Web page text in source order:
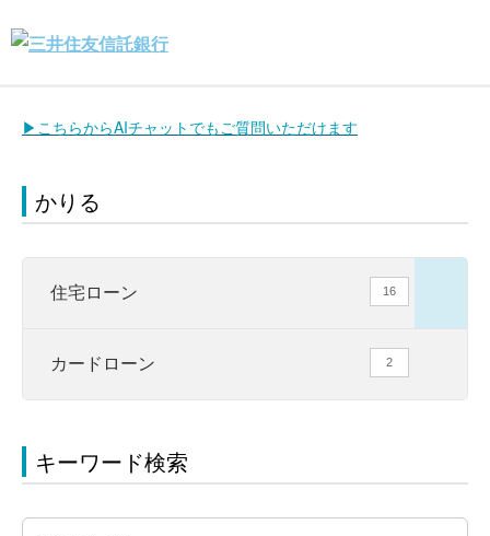
▶こちらからAIチャットでもご質問いただけます
かりる
住宅ローン 16
カードローン 2
キーワード検索